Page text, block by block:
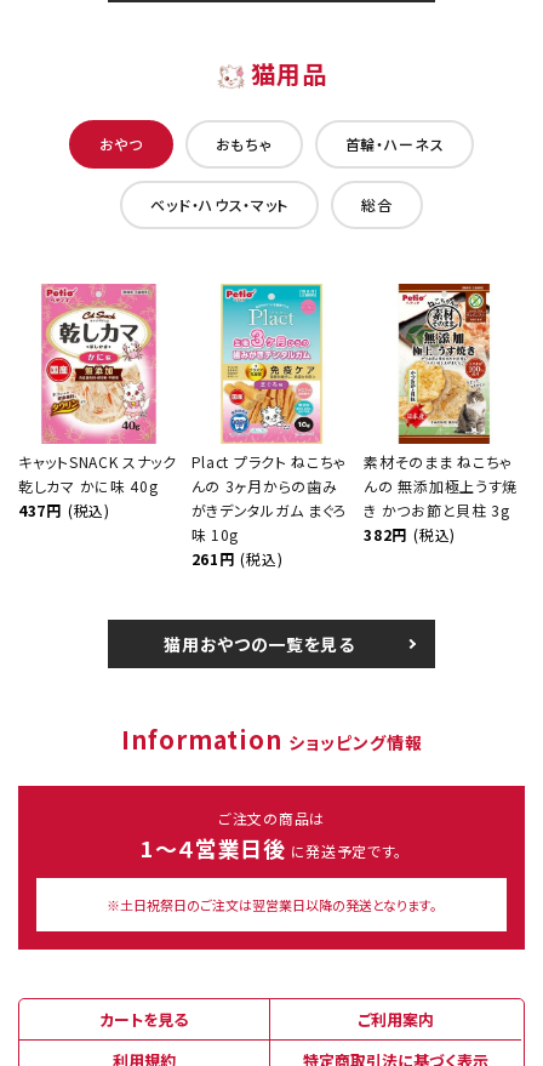
猫用品
おやつ おもちゃ 首輪・ハーネス
ベッド・ハウス・マット 総合
キャットSNACK スナック
乾しカマ かに味 40g
437円 (税込)
Plact プラクト ねこちゃ
んの 3ヶ月からの歯み
がきデンタルガム まぐろ
味 10g
261円 (税込)
素材そのまま ねこちゃ
んの 無添加極上うす焼
き かつお節と貝柱 3g
382円 (税込)
猫用おやつの一覧を見る
Information ショッピング情報
ご注文の商品は
1～４営業日後 に発送予定です。
※土日祝祭日のご注文は翌営業日以降の発送となります。
カートを見る
ご利用案内
利用規約
特定商取引法に基づく表示